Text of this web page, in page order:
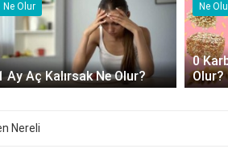
Ne Olur
Karbonhidrat Alırsak Ne
Ne İşe
500
Nereli